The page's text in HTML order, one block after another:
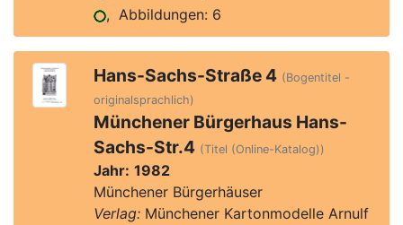
, Abbildungen: 6
Hans-Sachs-Straße 4 (Bogentitel -
originalsprachlich)
Münchener Bürgerhaus Hans-
Sachs-Str.4 (Titel (Online-Katalog))
Jahr: 1982
Münchener Bürgerhäuser
Verlag:Münchener Kartonmodelle Arnulf